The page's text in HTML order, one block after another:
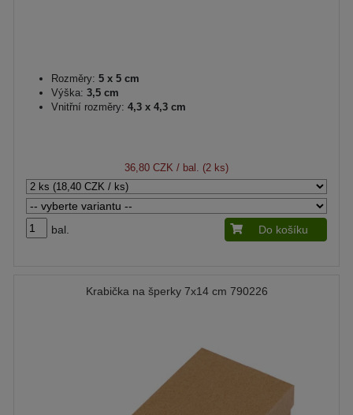
Rozměry: 5 x 5 cm
Výška: 3,5 cm
Vnitřní rozměry: 4,3 x 4,3 cm
36,80 CZK / bal. (2 ks)
bal. Do košíku
Krabička na šperky 7x14 cm 790226